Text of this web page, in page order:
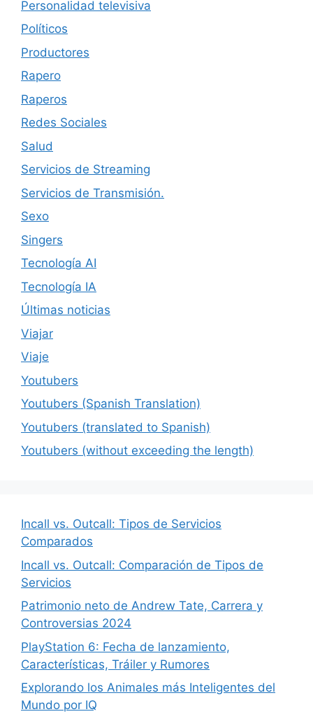
Personalidad televisiva
Políticos
Productores
Rapero
Raperos
Redes Sociales
Salud
Servicios de Streaming
Servicios de Transmisión.
Sexo
Singers
Tecnología AI
Tecnología IA
Últimas noticias
Viajar
Viaje
Youtubers
Youtubers (Spanish Translation)
Youtubers (translated to Spanish)
Youtubers (without exceeding the length)
Incall vs. Outcall: Tipos de Servicios
Comparados
Incall vs. Outcall: Comparación de Tipos de
Servicios
Patrimonio neto de Andrew Tate, Carrera y
Controversias 2024
PlayStation 6: Fecha de lanzamiento,
Características, Tráiler y Rumores
Explorando los Animales más Inteligentes del
Mundo por IQ